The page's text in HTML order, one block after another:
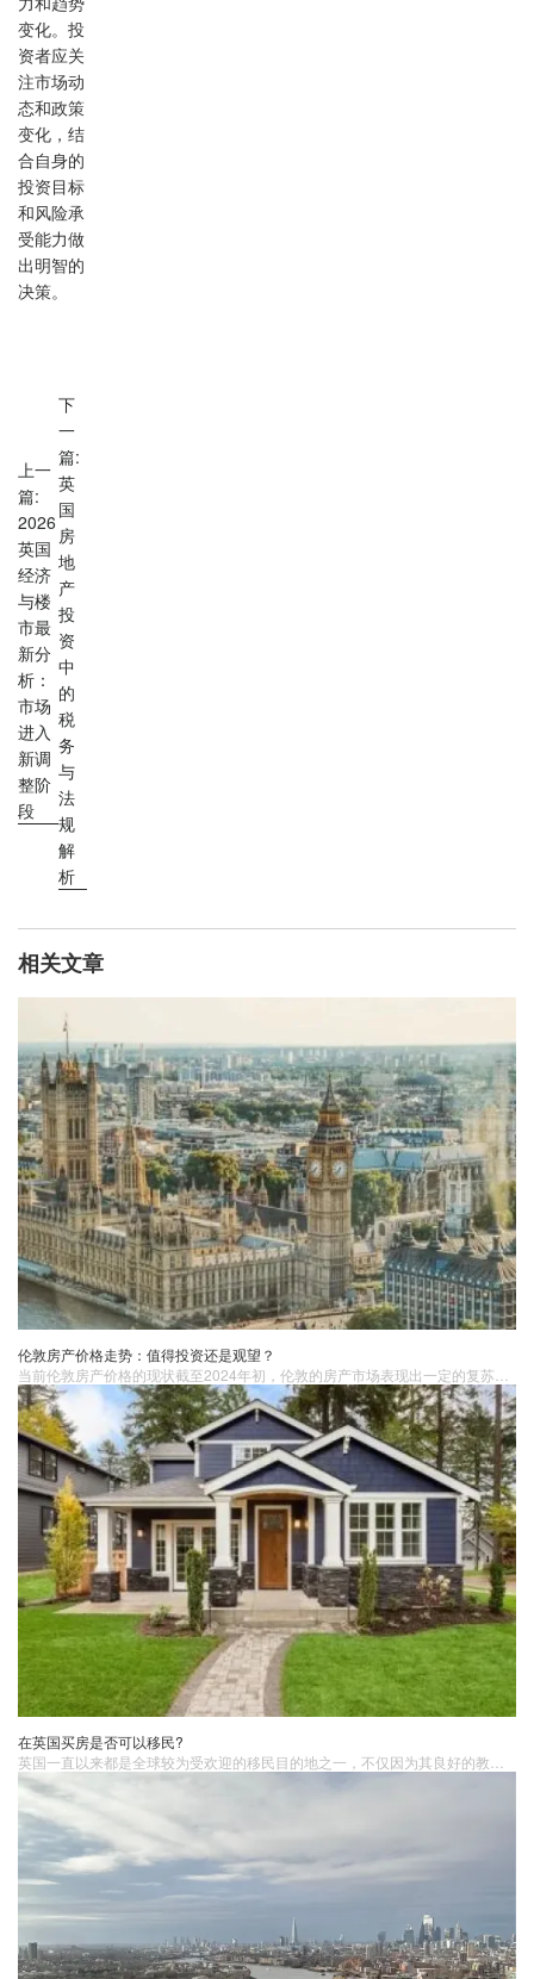
力和趋势
变化。投
资者应关
注市场动
态和政策
变化，结
合自身的
投资目标
和风险承
受能力做
出明智的
决策。
上一
篇:
2026
英国
经济
与楼
市最
新分
析：
市场
进入
新调
整阶
段
下
一
篇:
英
国
房
地
产
投
资
中
的
税
务
与
法
规
解
析
相关文章
伦敦房产价格走势：值得投资还是观望？
在英国买房是否可以移民?